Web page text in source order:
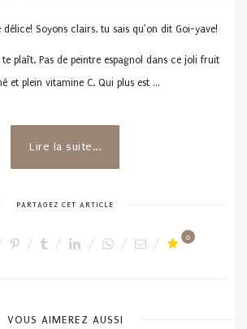
délice! Soyons clairs, tu sais qu’on dit Goi-yave!
te plaît. Pas de peintre espagnol dans ce joli fruit
et plein vitamine C. Qui plus est …
Lire la suite...
PARTAGEZ CET ARTICLE
0
VOUS AIMEREZ AUSSI